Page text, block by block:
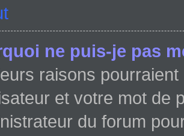
ne puis-je pas
raisons
et votre mot de
du forum